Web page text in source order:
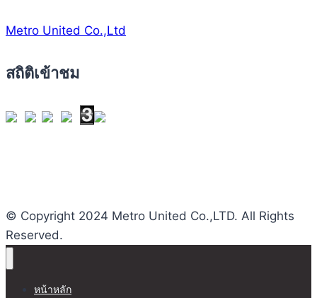
Metro United Co.,Ltd
สถิติเข้าชม
© Copyright 2024 Metro United Co.,LTD. All Rights
Reserved.
หน้าหลัก